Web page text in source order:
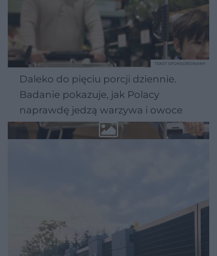
Daleko do pięciu porcji dziennie.
Badanie pokazuje, jak Polacy
naprawdę jedzą warzywa i owoce
TEKST SPONSOROWANY